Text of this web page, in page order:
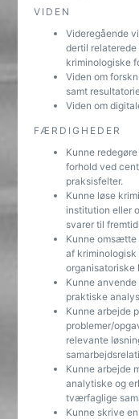
VIDEN
Videregående
dertil
kriminologiske
Viden om
samt
Viden om
FÆRDIGHEDER
Kunne
forhold ved
praksisfelter.
Kunne løse
institution eller
svarer til
Kunne omsætte
af
organisatoriske
Kunne
praktiske
Kunne arbejde
problemer/
relevante
Kunne arbejde
analytiske og
tværfaglige
Kunne skrive